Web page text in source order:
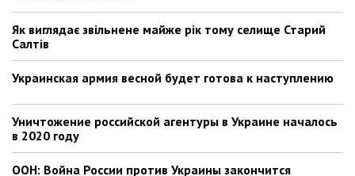
Як виглядає звільнене майже рік тому селище Старий
Салтів
Украинская армия весной будет готова к наступлению
Уничтожение российской агентуры в Украине началось
в 2020 году
ООН: Война России против Украины закончится